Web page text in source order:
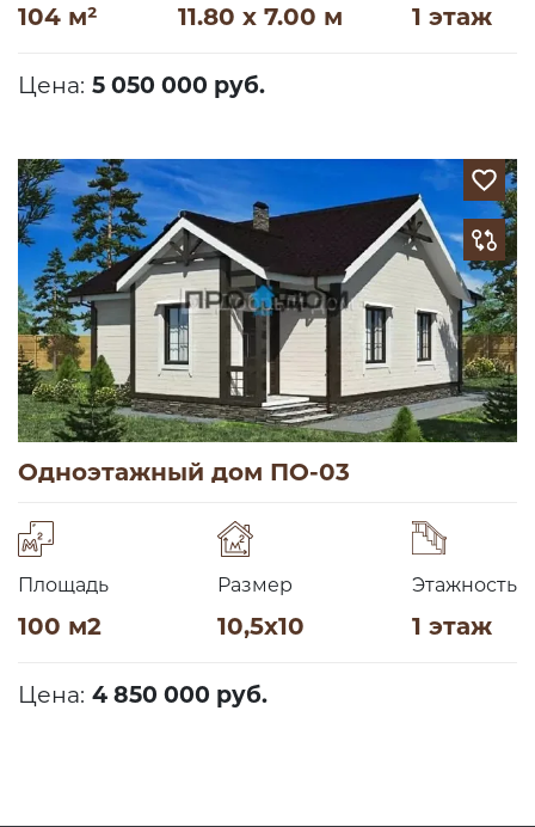
104 м² 11.80 x 7.00 м 1 этаж
Цена: 5 050 000 руб.
Одноэтажный дом ПО-03
Площадь
100 м2
Размер
10,5х10
Этажность
1 этаж
Цена: 4 850 000 руб.